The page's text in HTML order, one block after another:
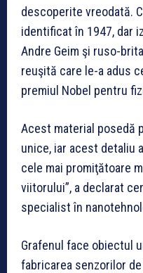
descoperite vreodată.
identificat în 1947, dar
Andre Geim şi ruso-
reuşită care le-a adus
premiul Nobel pentru
Acest material posedă
unice, iar acest detaliu
cele mai promiţătoare
viitorului”, a declarat
specialist în
Grafenul face obiectul
fabricarea senzorilor